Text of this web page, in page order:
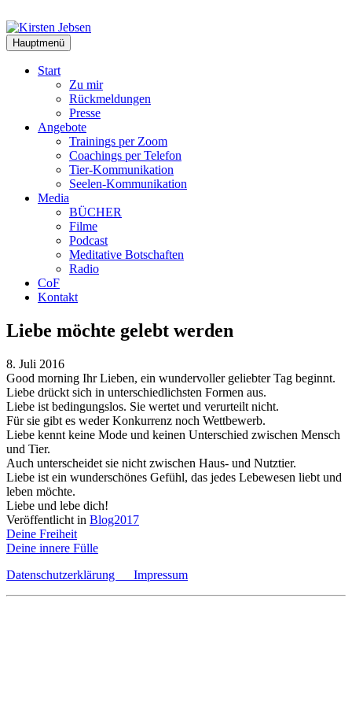
Inhalt
springen
Hauptmenü
Start
Zu mir
Rückmeldungen
Presse
Angebote
Trainings per Zoom
Coachings per Telefon
Tier-Kommunikation
Seelen-Kommunikation
Media
BÜCHER
Filme
Podcast
Meditative Botschaften
Radio
CoF
Kontakt
Liebe möchte gelebt werden
8. Juli 2016
Good morning Ihr Lieben, ein wundervoller geliebter Tag beginnt.
Liebe drückt sich in unterschiedlichsten Formen aus.
Liebe ist bedingungslos. Sie wertet und verurteilt nicht.
Für sie gibt es weder Konkurrenz noch Wettbewerb.
Liebe kennt keine Mode und keinen Unterschied zwischen Mensch
und Tier.
Auch unterscheidet sie nicht zwischen Haus- und Nutztier.
Liebe ist ein wunderschönes Gefühl, das jedes Lebewesen liebt und
leben möchte.
Liebe und lebe dich!
Veröffentlicht in Blog2017
Beitragsnavigation
Deine Freiheit
Deine innere Fülle
Datenschutzerklärung Impressum